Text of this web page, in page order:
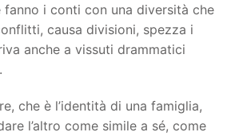
fanno i conti con una diversità che
causa divisioni, spezza i
anche a vissuti drammatici
che è l’identità di una famiglia,
l’altro come simile a sé, come